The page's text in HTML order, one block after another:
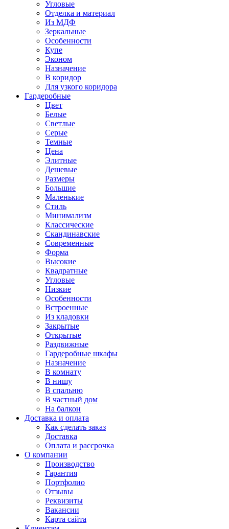
Угловые
Отделка и материал
Из МДФ
Зеркальные
Особенности
Купе
Эконом
Назначение
В коридор
Для узкого коридора
Гардеробные
Цвет
Белые
Светлые
Серые
Темные
Цена
Элитные
Дешевые
Размеры
Большие
Маленькие
Стиль
Минимализм
Классические
Скандинавские
Современные
Форма
Высокие
Квадратные
Угловые
Низкие
Особенности
Встроенные
Из кладовки
Закрытые
Открытые
Раздвижные
Гардеробные шкафы
Назначение
В комнату
В нишу
В спальню
В частный дом
На балкон
Доставка и оплата
Как сделать заказ
Доставка
Оплата и рассрочка
О компании
Производство
Гарантия
Портфолио
Отзывы
Реквизиты
Вакансии
Карта сайта